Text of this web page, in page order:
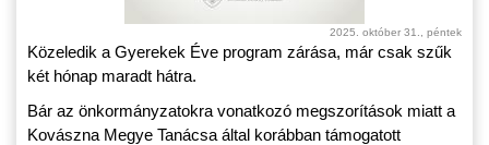
2025. október 31., péntek
Közeledik a Gyerekek Éve program zárása, már csak szűk
két hónap maradt hátra.
Bár az önkormányzatokra vonatkozó megszorítások miatt a
Kovászna Megye Tanácsa által korábban támogatott